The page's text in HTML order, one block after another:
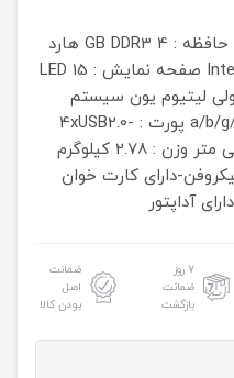
حافظه : 4 GB DDR3
هارد
صفحه نمایش : LED 15
سیستم
پورت : 4xUSB2.0-
وزن : 2.78 کیلوگرم
دارای کارت خوان
آداپتور
۷ روز
ضمانت
بازگشت
ضمانت
اصل
بودن کالا